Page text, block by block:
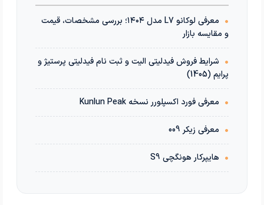
•
معرفی لوکانو L7 مدل ۱۴۰۴؛ بررسی مشخصات، قیمت
و مقایسه بازار
• شرایط فروش فیدلیتی الیت و ثبت نام فیدلیتی پرستیژ و
پرایم (1405)
• معرفی فورد اکسپلورر نسخه Kunlun Peak
• معرفی زیکر 009
• هایپرکار هونگچی S9